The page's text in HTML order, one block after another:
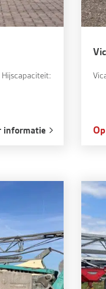
informatie